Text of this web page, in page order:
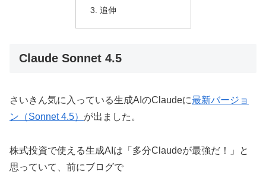
追伸
Claude Sonnet 4.5
さいきん気に入っている生成AIのClaudeに最新バージョ
ン（Sonnet 4.5） が出ました。
株式投資で使える生成AIは「多分Claudeが最強だ！」と
思っていて、前にブログで